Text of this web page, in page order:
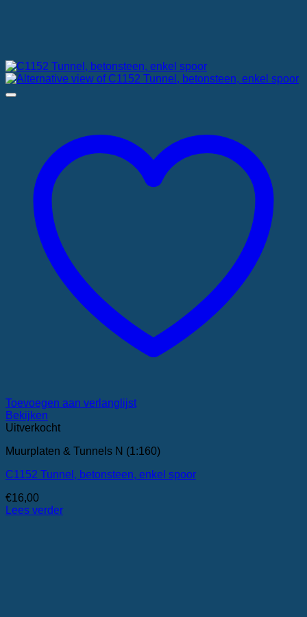
Toevoegen aan verlanglijst
Bekijken
Uitverkocht
Muurplaten & Tunnels N (1:160)
C1152 Tunnel, betonsteen, enkel spoor
€16,00
Lees verder